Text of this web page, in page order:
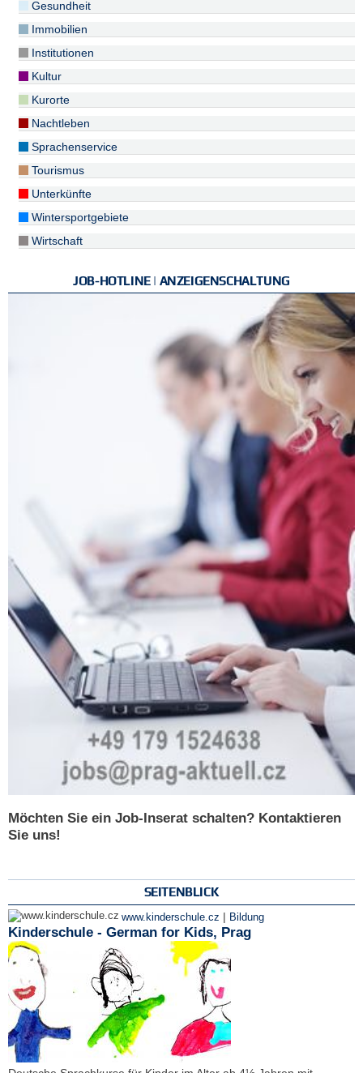
Gesundheit
Immobilien
Institutionen
Kultur
Kurorte
Nachtleben
Sprachenservice
Tourismus
Unterkünfte
Wintersportgebiete
Wirtschaft
JOB-HOTLINE | ANZEIGENSCHALTUNG
Möchten Sie ein Job-Inserat schalten? Kontaktieren
Sie uns!
SEITENBLICK
www.kinderschule.cz | Bildung
Kinderschule - German for Kids, Prag